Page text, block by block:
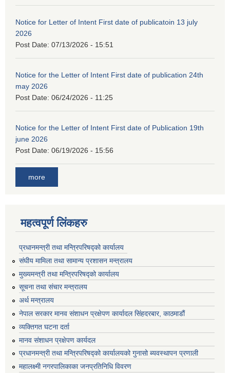
Notice for Letter of Intent First date of publicatoin 13 july
2026
Post Date: 07/13/2026 - 15:51
Notice for the Letter of Intent First date of publication 24th
may 2026
Post Date: 06/24/2026 - 11:25
Notice for the Letter of Intent First date of Publication 19th
june 2026
Post Date: 06/19/2026 - 15:56
more
महत्वपूर्ण लिंकहरु
प्रधानमन्त्री तथा मन्त्रिपरिषद्को कार्यालय
संघीय मामिला तथा सामान्य प्रशासन मन्त्रालय
मुख्यमन्त्री तथा मन्त्रिपरिषद्को कार्यालय
सूचना तथा संचार मन्त्रालय
अर्थ मन्त्रालय
नेपाल सरकार मानव संशाधन प्रक्षेपण कार्यादल सिंहदरबार, काठमाडौं
व्यक्तिगत घटना दर्ता
मानव संशाधन प्रक्षेपण कार्यदल
प्रधानमन्त्री तथा मन्त्रिपरिषद्को कार्यालयको गुनासो ब्यवस्थापन प्रणाली
महालक्ष्मी नगरपालिकाका जनप्रतिनिधि विवरण